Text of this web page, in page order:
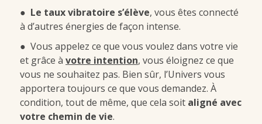
● Le taux vibratoire s’élève, vous êtes connecté
à d’autres énergies de façon intense.
● Vous appelez ce que vous voulez dans votre vie
et grâce à votre intention, vous éloignez ce que
vous ne souhaitez pas. Bien sûr, l’Univers vous
apportera toujours ce que vous demandez. À
condition, tout de même, que cela soit aligné avec
votre chemin de vie.